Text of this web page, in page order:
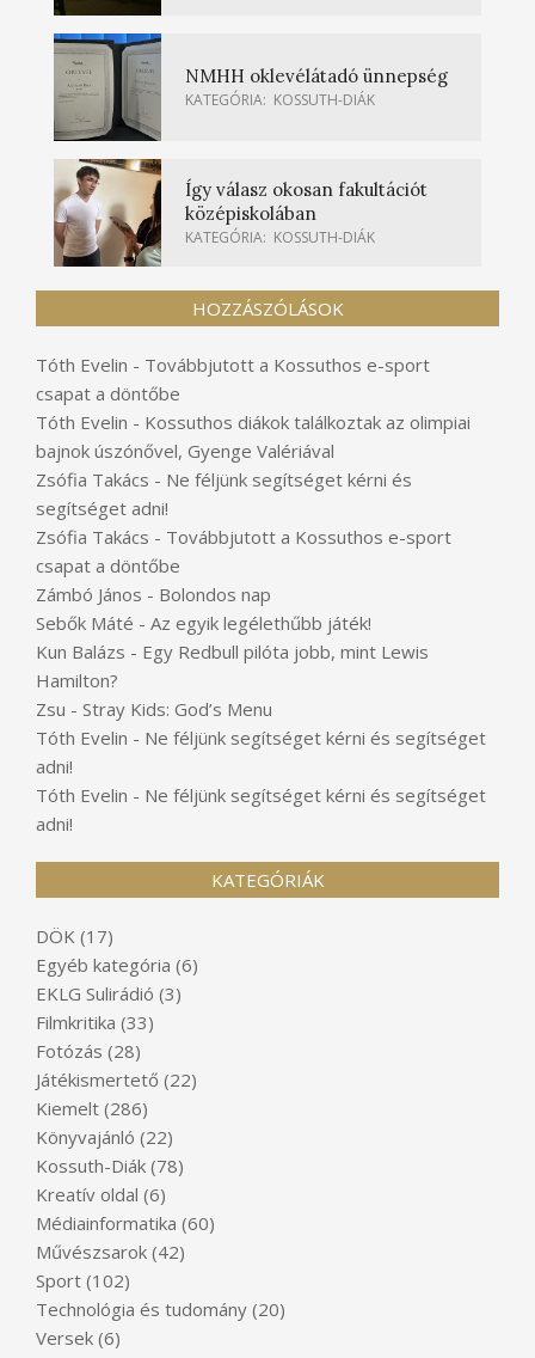
NMHH oklevélátadó ünnepség
KATEGÓRIA: KOSSUTH-DIÁK
Így válasz okosan fakultációt
középiskolában
KATEGÓRIA: KOSSUTH-DIÁK
HOZZÁSZÓLÁSOK
Tóth Evelin - Továbbjutott a Kossuthos e-sport
csapat a döntőbe
Tóth Evelin - Kossuthos diákok találkoztak az olimpiai
bajnok úszónővel, Gyenge Valériával
Zsófia Takács - Ne féljünk segítséget kérni és
segítséget adni!
Zsófia Takács - Továbbjutott a Kossuthos e-sport
csapat a döntőbe
Zámbó János - Bolondos nap
Sebők Máté - Az egyik legélethűbb játék!
Kun Balázs - Egy Redbull pilóta jobb, mint Lewis
Hamilton?
Zsu - Stray Kids: God’s Menu
Tóth Evelin - Ne féljünk segítséget kérni és segítséget
adni!
Tóth Evelin - Ne féljünk segítséget kérni és segítséget
adni!
KATEGÓRIÁK
DÖK (17)
Egyéb kategória (6)
EKLG Sulirádió (3)
Filmkritika (33)
Fotózás (28)
Játékismertető (22)
Kiemelt (286)
Könyvajánló (22)
Kossuth-Diák (78)
Kreatív oldal (6)
Médiainformatika (60)
Művészsarok (42)
Sport (102)
Technológia és tudomány (20)
Versek (6)